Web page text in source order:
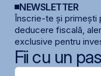
NEWSLETTER
Înscrie-te și primești
deducere fiscală,
exclusive pentru
Fii cu un